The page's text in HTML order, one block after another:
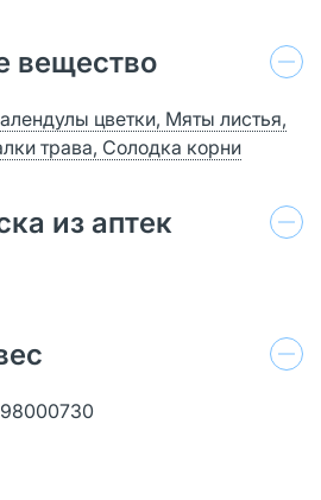
вещество
цветки, Мяты листья,
трава, Солодка корни
из аптек